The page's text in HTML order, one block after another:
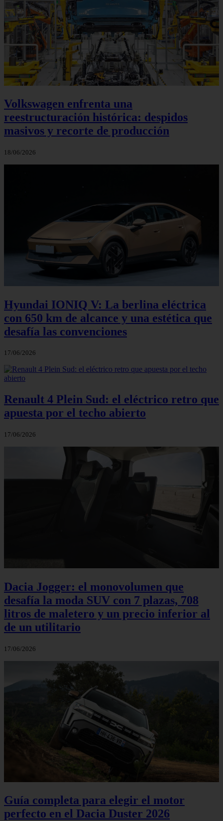
Volkswagen enfrenta una
reestructuración histórica: despidos
masivos y recorte de producción
18/06/2026
Hyundai IONIQ V: La berlina eléctrica
con 650 km de alcance y una estética que
desafía las convenciones
17/06/2026
Renault 4 Plein Sud: el eléctrico retro que
apuesta por el techo abierto
17/06/2026
Dacia Jogger: el monovolumen que
desafía la moda SUV con 7 plazas, 708
litros de maletero y un precio inferior al
de un utilitario
17/06/2026
Guía completa para elegir el motor
perfecto en el Dacia Duster 2026